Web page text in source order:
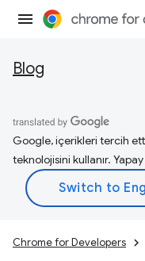
Blog
Google, içerikleri tercih
teknolojisini kullanır.
Chrome for Developers